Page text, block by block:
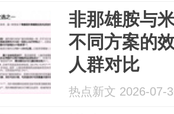
非那雄胺与
不同方案的
人群对比
热点新文 2026-07-